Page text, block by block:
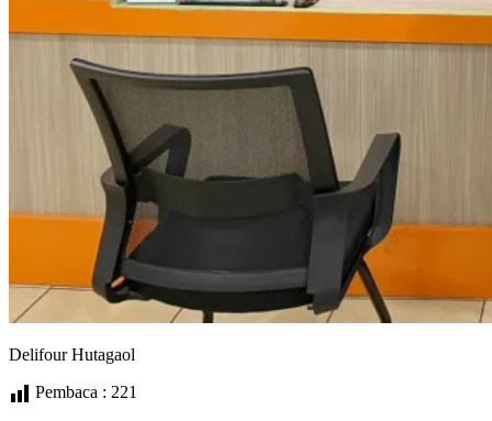
Delifour Hutagaol
Pembaca : 221